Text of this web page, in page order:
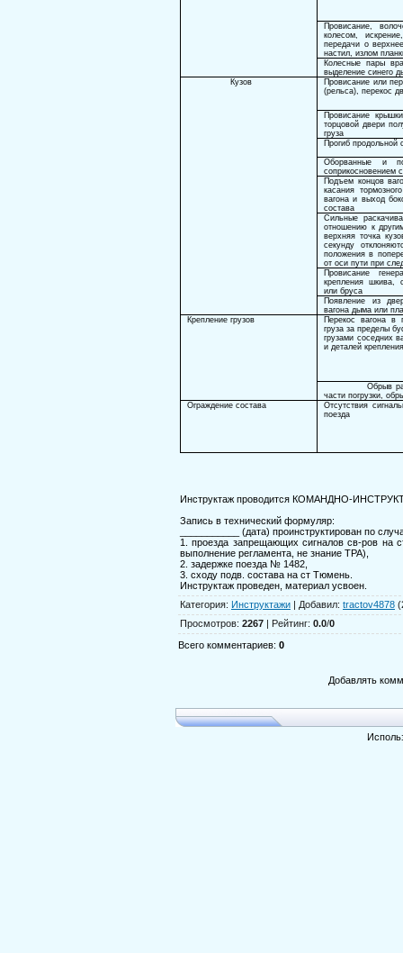
Провисание,
колесом,
передачи о
настил, излом
Колесные пары
выделение синего
Кузов
Провисание или
(рельса), перекос
Провисание
торцовой двери
груза
Прогиб продольной
Оборванные и
соприкосновением
Подъем концов
касания
вагона и выход
состава
Сильные
отношению к
верхняя точка
секунду
положения в
от оси пути при
Провисание
крепления шкива,
или бруса
Появление из
вагона дыма или
Крепление грузов
Перекос вагона в
груза за пределы
грузами соседних
и деталей
Обрыв
части погрузки,
Ограждение состава
Отсутствия
поезда
Инструктаж проводится КОМАНДНО-
Запись в технический формуляр:
___________ (дата) проинструктирован по
1. проезда запрещающих сигналов св-ров на
выполнение регламента, не знание ТРА),
2. задержке поезда № 1482,
3. сходу подв. состава на ст Тюмень.
Инструктаж проведен, материал усвоен.
Категория: Инструктажи | Добавил: tractov4878
Просмотров: 2267 | Рейтинг: 0.0/0
Всего комментариев: 0
Добавлять